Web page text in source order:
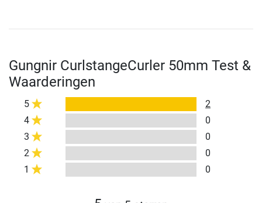
Gungnir CurlstangeCurler 50mm Test &
Waarderingen
5
2
4
0
3
0
2
0
1
0